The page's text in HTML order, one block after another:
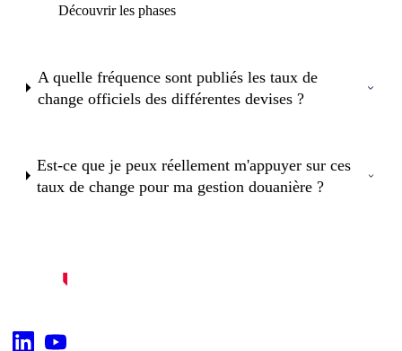
Découvrir les phases
A quelle fréquence sont publiés les taux de
change officiels des différentes devises ?
Est-ce que je peux réellement m'appuyer sur ces
taux de change pour ma gestion douanière ?